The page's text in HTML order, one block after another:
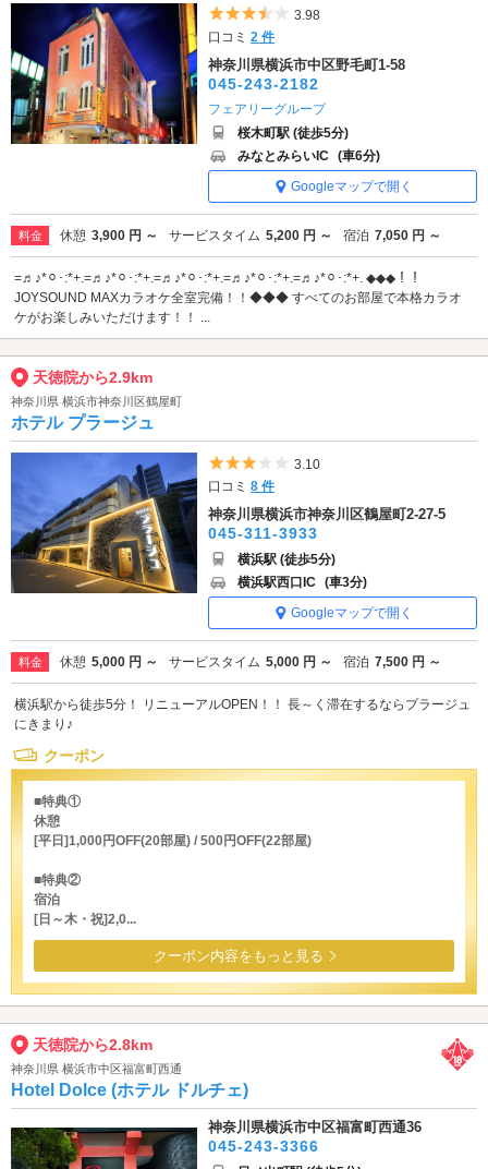
5つ星のうち3.5
3.98
口コミ2 件
神奈川県横浜市中区野毛町1-58
045-243-2182
フェアリーグループ
桜木町駅 (徒歩5分)
みなとみらいIC (車6分)
Googleマップで開く
料金 休憩 3,900 円 ～ サービスタイム 5,200 円 ～ 宿泊 7,050 円 ～
=♬♪*⚪︎･:*+.=♬♪*⚪︎･:*+.=♬♪*⚪︎･:*+.=♬♪*⚪︎･:*+.=♬♪*⚪︎･:*+. ◆◆◆！！
JOYSOUND MAXカラオケ全室完備！！◆◆◆ すべてのお部屋で本格カラオ
ケがお楽しみいただけます！！ ...
天徳院から2.9km
神奈川県 横浜市神奈川区鶴屋町
ホテル プラージュ
5つ星のうち3
3.10
口コミ8 件
神奈川県横浜市神奈川区鶴屋町2-27-5
045-311-3933
横浜駅 (徒歩5分)
横浜駅西口IC (車3分)
Googleマップで開く
料金 休憩 5,000 円 ～ サービスタイム 5,000 円 ～ 宿泊 7,500 円 ～
横浜駅から徒歩5分！ リニューアルOPEN！！ 長～く滞在するならプラージュ
にきまり♪
クーポン
■特典①
休憩
[平日]1,000円OFF(20部屋) / 500円OFF(22部屋)
■特典②
宿泊
[日～木・祝]2,0...
クーポン内容をもっと見る
天徳院から2.8km
神奈川県 横浜市中区福富町西通
Hotel Dolce (ホテル ドルチェ)
神奈川県横浜市中区福富町西通36
045-243-3366